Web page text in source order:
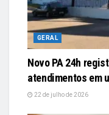
GERAL
Novo PA 24h
atendimentos em
22 de julho de 2026